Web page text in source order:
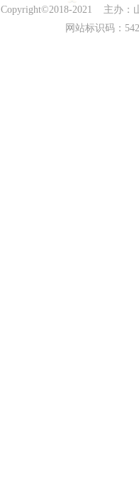
Copyright©2018-2021 主办：
网站标识码：